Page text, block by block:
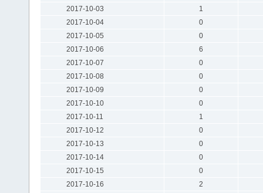
2017-10-03
1
2017-10-04
0
2017-10-05
0
2017-10-06
6
2017-10-07
0
2017-10-08
0
2017-10-09
0
2017-10-10
0
2017-10-11
1
2017-10-12
0
2017-10-13
0
2017-10-14
0
2017-10-15
0
2017-10-16
2